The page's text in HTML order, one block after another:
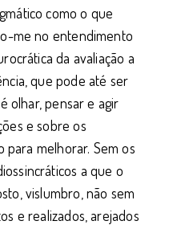
como o que
me no entendimento
da avaliação a
que pode até ser
olhar, pensar e agir
e sobre os
para melhorar. Sem os
a que o
vislumbro, não sem
e realizados, arejados